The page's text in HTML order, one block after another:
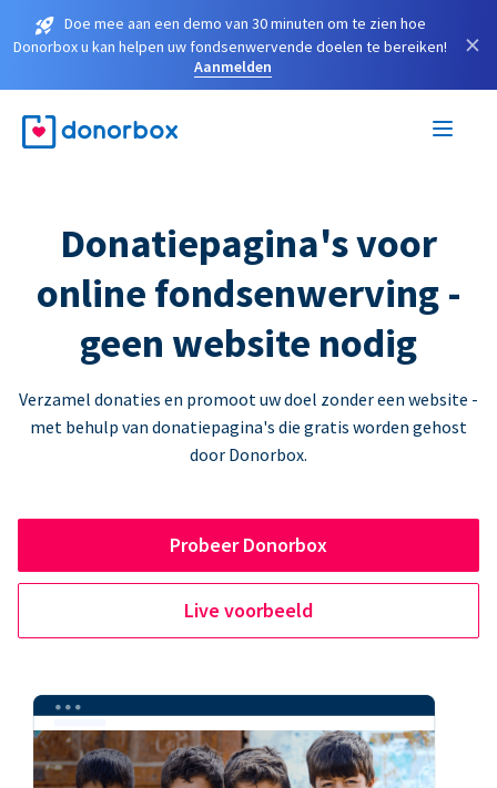
Doe mee aan een demo van 30 minuten om te zien hoe
Donorbox u kan helpen uw fondsenwervende doelen te bereiken!
Aanmelden
×
Donatiepagina's voor
online fondsenwerving -
geen website nodig
Verzamel donaties en promoot uw doel zonder een website -
met behulp van donatiepagina's die gratis worden gehost
door Donorbox.
Probeer Donorbox
Live voorbeeld